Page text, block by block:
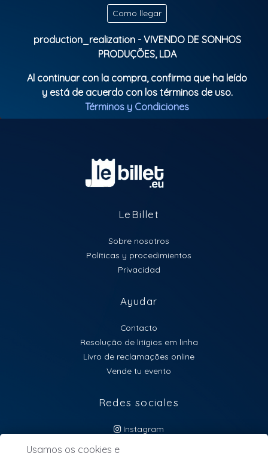
Então, anota na agenda e não perca!
Evento: Roda do Viva o samba
Data: 15 de dezembro- Domingo
Local: @mirari.pt
Ingressos: 10€ antecipados / 15€ na porta
Classificação etária: livre
Crianças até 12 anos não pagam entrada
Clasificación Indicativa: Livre
Como llegar
production_realization - VIVENDO DE SONHOS
PRODUÇÕES, LDA
Al continuar con la compra, confirma que ha leído
y está de acuerdo con los términos de uso.
Términos y Condiciones
LeBillet
Sobre nosotros
Políticas y procedimientos
Privacidad
Ayudar
Contacto
Resolução de litígios em linha
Livro de reclamações online
Vende tu evento
Redes sociales
Instagram
atendimento@lebillet.eu
Usamos os cookies e